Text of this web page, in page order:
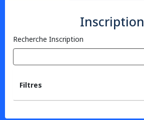
Inscription
Recherche Inscription
Filtres